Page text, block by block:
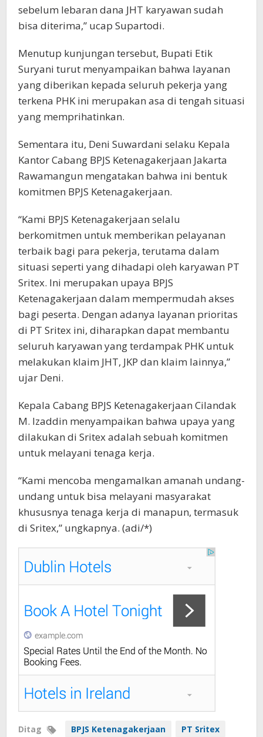
sebelum lebaran dana JHT karyawan sudah
bisa diterima,” ucap Supartodi.
Menutup kunjungan tersebut, Bupati Etik
Suryani turut menyampaikan bahwa layanan
yang diberikan kepada seluruh pekerja yang
terkena PHK ini merupakan asa di tengah situasi
yang memprihatinkan.
Sementara itu, Deni Suwardani selaku Kepala
Kantor Cabang BPJS Ketenagakerjaan Jakarta
Rawamangun mengatakan bahwa ini bentuk
komitmen BPJS Ketenagakerjaan.
“Kami BPJS Ketenagakerjaan selalu
berkomitmen untuk memberikan pelayanan
terbaik bagi para pekerja, terutama dalam
situasi seperti yang dihadapi oleh karyawan PT
Sritex. Ini merupakan upaya BPJS
Ketenagakerjaan dalam mempermudah akses
bagi peserta. Dengan adanya layanan prioritas
di PT Sritex ini, diharapkan dapat membantu
seluruh karyawan yang terdampak PHK untuk
melakukan klaim JHT, JKP dan klaim lainnya,”
ujar Deni.
Kepala Cabang BPJS Ketenagakerjaan Cilandak
M. Izaddin menyampaikan bahwa upaya yang
dilakukan di Sritex adalah sebuah komitmen
untuk melayani tenaga kerja.
“Kami mencoba mengamalkan amanah undang-
undang untuk bisa melayani masyarakat
khususnya tenaga kerja di manapun, termasuk
di Sritex,” ungkapnya. (adi/*)
Ditag BPJS Ketenagakerjaan PT Sritex